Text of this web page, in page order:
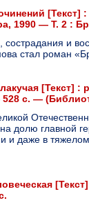
[Текст]
1990 — Т. 2 :
и
стал роман
[Текст]
с. —
долю главной
и даже в